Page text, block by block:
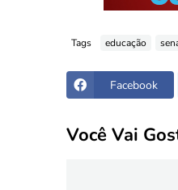
Tags educação
Facebook
Você Vai